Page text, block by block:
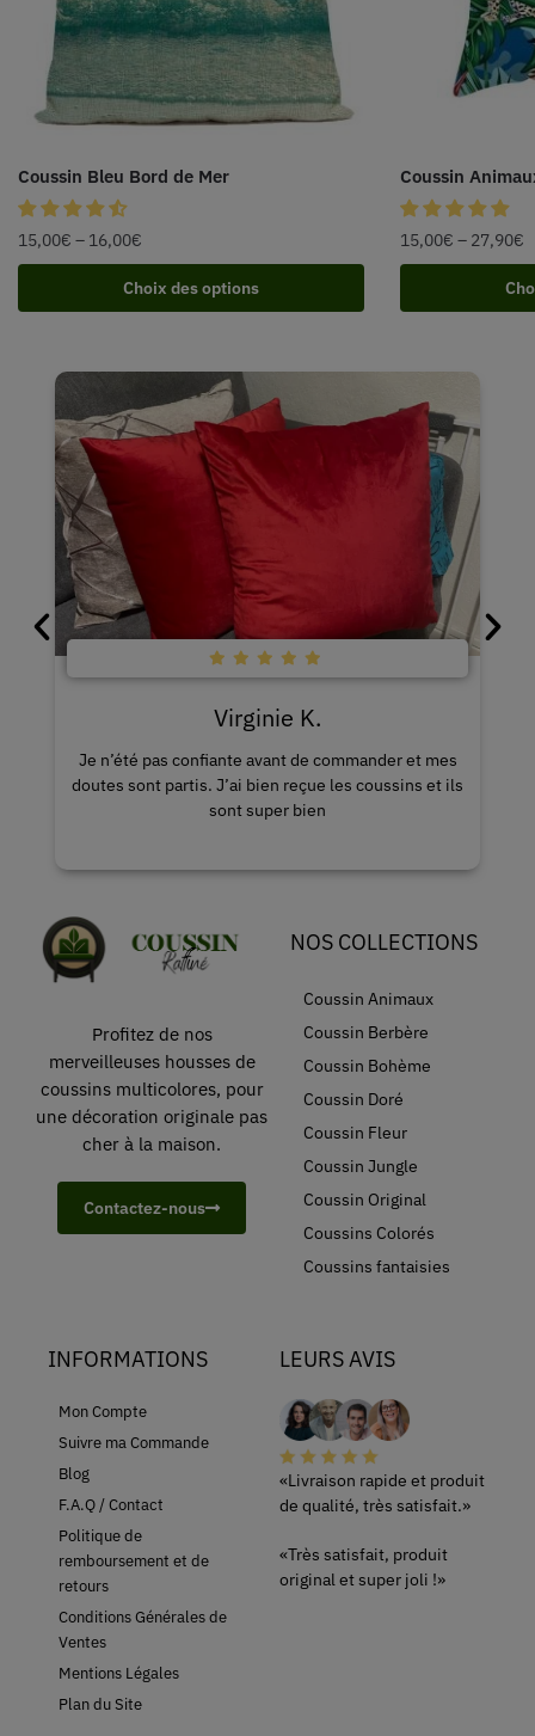
Coussin Bleu Bord de Mer
15,00€ – 16,00€
Choix des options
Coussin
15,00€ – 27,90€
Karine I.
Le grand choix de housse est impressionnant, j’ai
envie de tout acheter.
Profitez de nos
merveilleuses housses de
coussins multicolores, pour
une décoration originale pas
cher à la maison.
Contactez-nous
NOS COLLECTIONS
Coussin Animaux
Coussin Berbère
Coussin Bohème
Coussin Doré
Coussin Fleur
Coussin Jungle
Coussin Original
Coussins Colorés
Coussins fantaisies
INFORMATIONS
Mon Compte
Suivre ma Commande
Blog
F.A.Q / Contact
Politique de
remboursement et de
retours
Conditions Générales de
Ventes
Mentions Légales
Plan du Site
LEURS AVIS
«Livraison rapide et produit
de qualité, très satisfait.»
«Très satisfait, produit
original et super joli !»